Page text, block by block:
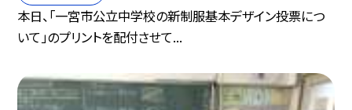
本日、「一宮市公立中学校の新制服基本デザイン投票につ
いて」のプリントを配付させて...